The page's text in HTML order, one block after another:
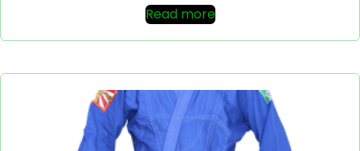
Read more